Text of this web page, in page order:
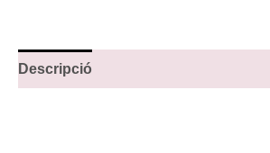
Descripció